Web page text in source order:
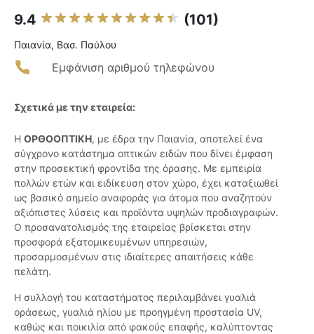
9.4 (101)
Παιανία, Βασ. Παύλου
Εμφάνιση αριθμού τηλεφώνου
Σχετικά με την εταιρεία:
Η ΟΡΘΟΟΠΤΙΚΗ, με έδρα την Παιανία, αποτελεί ένα
σύγχρονο κατάστημα οπτικών ειδών που δίνει έμφαση
στην προσεκτική φροντίδα της όρασης. Με εμπειρία
πολλών ετών και ειδίκευση στον χώρο, έχει καταξιωθεί
ως βασικό σημείο αναφοράς για άτομα που αναζητούν
αξιόπιστες λύσεις και προϊόντα υψηλών προδιαγραφών.
Ο προσανατολισμός της εταιρείας βρίσκεται στην
προσφορά εξατομικευμένων υπηρεσιών,
προσαρμοσμένων στις ιδιαίτερες απαιτήσεις κάθε
πελάτη.
Η συλλογή του καταστήματος περιλαμβάνει γυαλιά
οράσεως, γυαλιά ηλίου με προηγμένη προστασία UV,
καθώς και ποικιλία από φακούς επαφής, καλύπτοντας